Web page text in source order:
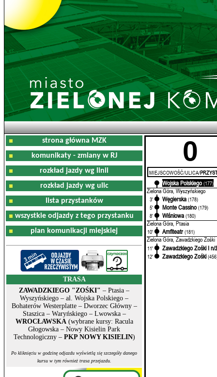
strona główna MZK
komunikaty - zmiany w RJ
rozkład jazdy wg linii
rozkład jazdy wg ulic
lista przystanków
wszystkie odjazdy z tego przystanku
plan komunikacji miejskiej
TRASA
ZAWADZKIEGO "ZOŚKI" – Ptasia –
Wyszyńskiego – al. Wojska Polskiego –
Bohaterów Westerplatte – Dworzec Główny –
Staszica – Waryńskiego – Lwowska –
WROCŁAWSKA(wybrane kursy: Racula
Głogowska – Nowy Kisielin Park
Technologiczny – PKP NOWY KISIELIN)
Po kliknięciu w godzinę odjazdu wyświetlą się szczegóły danego
kursu w tym również trasa przejazdu.
0
MIEJSCOWOŚĆ/ULICA/
Wojska Polskiego (177)
Zielona Góra, Wyszyńskiego
3' Węgierska (178)
5'
Monte Cassino (179)
8'
Wiśniowa (180)
Zielona Góra, Ptasia
10' Amfiteatr (181)
Zielona Góra, Zawadzkiego Zośki
11' Zawadzkiego Zośki I n/
12' Zawadzkiego Zośki